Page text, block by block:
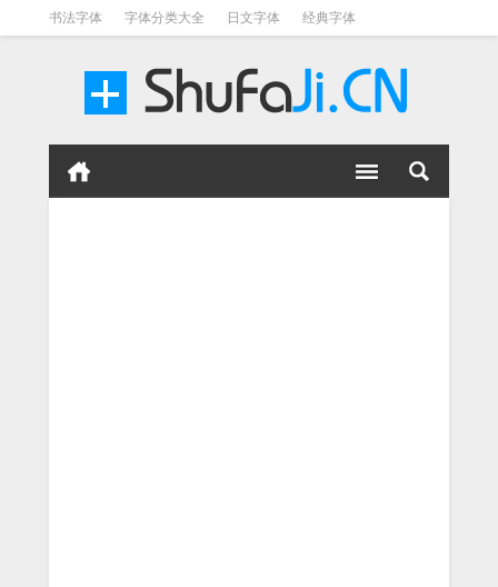
书法字体 字体分类大全 日文字体 经典字体